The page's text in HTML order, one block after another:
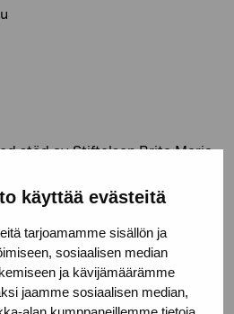
käyttää evästeitä
tarjoamamme sisällön ja
sosiaalisen median
ja kävijämäärämme
jaamme sosiaalisen median,
stöd av Stiftelsen Brita Maria